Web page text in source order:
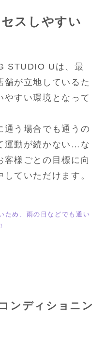
スしやすい
STUDIO Uは、最
舗が立地しているた
やすい環境となって
通う場合でも通うの
運動が続かない…な
客様ごとの目標に向
ていただけます。
ため、雨の日などでも通い
ンディショニン